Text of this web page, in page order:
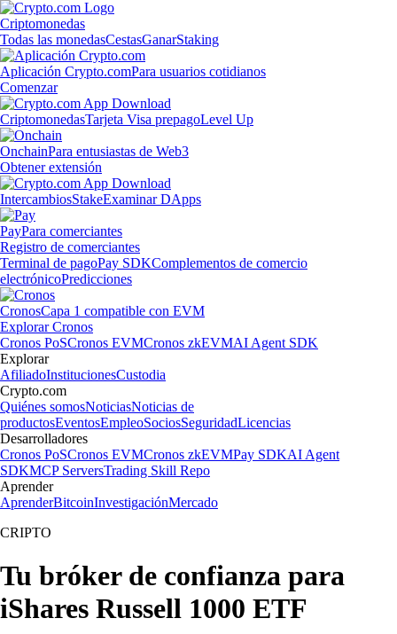
Criptomonedas
Todas las monedasCestasGanarStaking
Aplicación Crypto.comPara usuarios cotidianos
Comenzar
CriptomonedasTarjeta Visa prepagoLevel Up
OnchainPara entusiastas de Web3
Obtener extensión
IntercambiosStakeExaminar DApps
PayPara comerciantes
Registro de comerciantes
Terminal de pagoPay SDKComplementos de comercio
electrónicoPredicciones
CronosCapa 1 compatible con EVM
Explorar Cronos
Cronos PoSCronos EVMCronos zkEVMAI Agent SDK
Explorar
AfiliadoInstitucionesCustodia
Crypto.com
Quiénes somosNoticiasNoticias de
productosEventosEmpleoSociosSeguridadLicencias
Desarrolladores
Cronos PoSCronos EVMCronos zkEVMPay SDKAI Agent
SDKMCP ServersTrading Skill Repo
Aprender
AprenderBitcoinInvestigaciónMercado
CRIPTO
Tu bróker de confianza para
iShares Russell 1000 ETF